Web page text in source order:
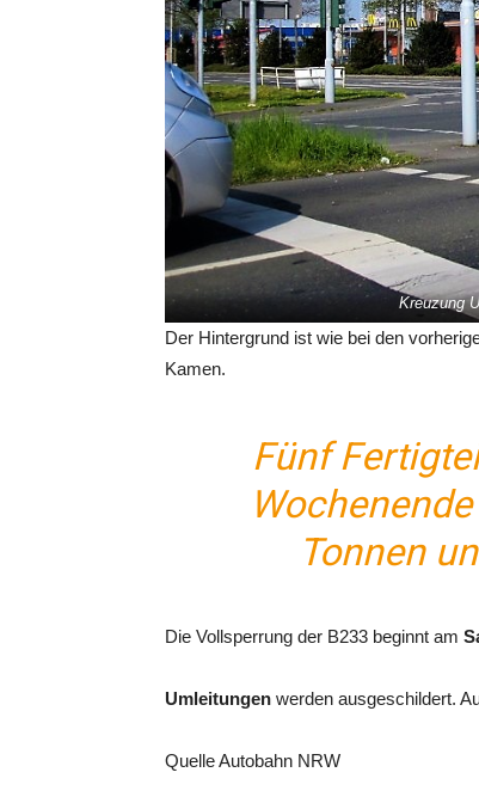
Kreuzung
Der Hintergrund ist wie bei den
Kamen.
Fünf
Tonnen
Die Vollsperrung der B233 beginnt am
Umleitungen werden ausgeschildert.
Quelle Autobahn NRW